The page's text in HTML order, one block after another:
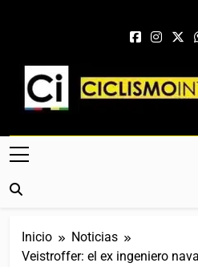
Ciclismo
Web Dedicada Al Ciclismo
Crónicas, Previas Y Más. La
Inicio
Noticias
Veistroffer: el ex ingeniero